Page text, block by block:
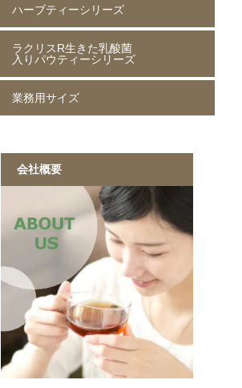
ローストマテ茶 80g
ローストマテ茶 250g
コーヒー風味マテ茶 80g
コーヒー風味マテ茶 250g
ミントマテ茶 80g
ミントマテ茶 250g
オレンジマテ茶 80g
レモンマテ茶 80g
ハーブティーシリーズ
ジャスミン茶 80g
ジャスミン茶 250g
ルイボスティー 50g
ルイボスティー 250g
ラクリスR生きた乳酸菌
入りパウティーシリーズ
ラクリスR生きた乳酸菌入り
緑茶 40g
ラクリスR生きた乳酸菌入り
黒烏龍茶 40g
ラクリスR生きた乳酸菌入り
ジャスミン茶 40g
ラクリスR生きた乳酸菌入り
ルイボスティー 40g
業務用サイズ
黒ウーロン茶 1kg
会社概要